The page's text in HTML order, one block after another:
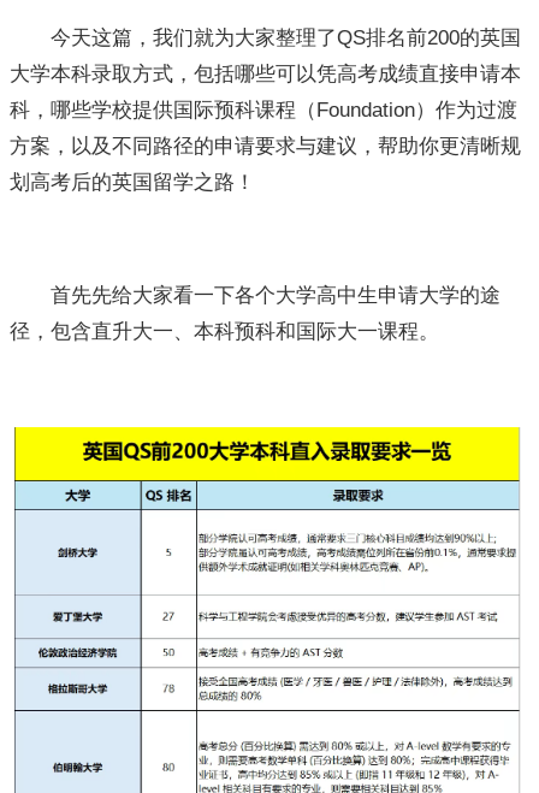
今天这篇，我们就为大家整理了QS排名前200的英国
大学本科录取方式，包括哪些可以凭高考成绩直接申请本
科，哪些学校提供国际预科课程（Foundation）作为过渡
方案，以及不同路径的申请要求与建议，帮助你更清晰规
划高考后的英国留学之路！
首先先给大家看一下各个大学高中生申请大学的途
径，包含直升大一、本科预科和国际大一课程。